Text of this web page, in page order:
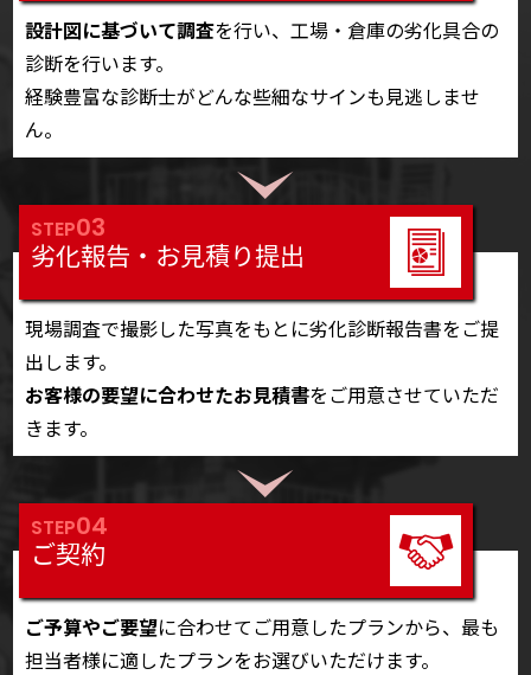
設計図に基づいて調査を行い、工場・倉庫の劣化具合の
診断を行います。
経験豊富な診断士がどんな些細なサインも見逃しませ
ん。
STEP03
劣化報告・お見積り提出
現場調査で撮影した写真をもとに劣化診断報告書をご提
出します。
お客様の要望に合わせたお見積書をご用意させていただ
きます。
STEP04
ご契約
ご予算やご要望に合わせてご用意したプランから、最も
担当者様に適したプランをお選びいただけます。